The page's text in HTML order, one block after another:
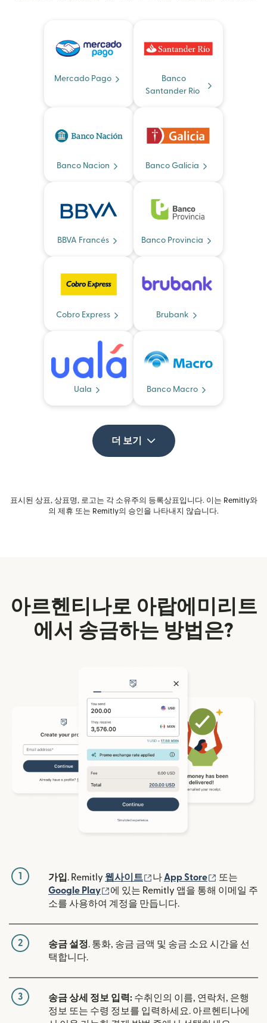
Mercado Pago
Banco
Santander Rio
Banco Nacion Banco Galicia
BBVA Francés Banco Provincia
Cobro Express Brubank
Uala Banco Macro
더 보기
표시된 상표, 상표명, 로고는 각 소유주의 등록상표입니다. 이는 Remitly와
의 제휴 또는 Remitly의 승인을 나타내지 않습니다.
아르헨티나로 아랍에미리트
에서 송금하는 방법은?
1 가입. Remitly 웹사이트 (새 창에서 열림)
나 App Store (새 창에서
또는
Google Play
(새 창에서 열림)
에 있는 Remitly 앱을 통해 이메일 주
소를 사용하여 계정을 만듭니다.
2 송금 설정. 통화, 송금 금액 및 송금 소요 시간을 선
택합니다.
3 송금 상세 정보 입력: 수취인의 이름, 연락처, 은행
정보 또는 수령 정보를 입력하세요. 아르헨티나에